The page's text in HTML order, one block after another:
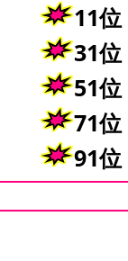
11
31
51
71
91